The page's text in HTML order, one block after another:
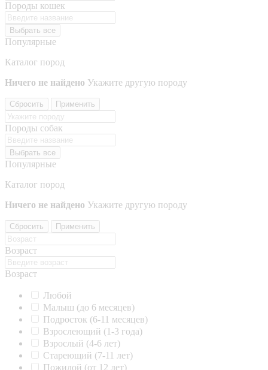
Породы кошек
Выбрать все
Популярные
Каталог пород
Ничего не найдено Укажите другую породу
Сбросить Применить
Породы собак
Выбрать все
Популярные
Каталог пород
Ничего не найдено Укажите другую породу
Сбросить Применить
Возраст
Возраст
Любой
Малыш (до 6 месяцев)
Подросток (6-11 месяцев)
Взрослеющий (1-3 года)
Взрослый (4-6 лет)
Стареющий (7-11 лет)
Пожилой (от 12 лет)